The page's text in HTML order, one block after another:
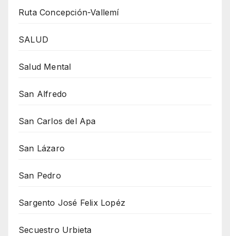
Ruta Concepción-Vallemí
SALUD
Salud Mental
San Alfredo
San Carlos del Apa
San Lázaro
San Pedro
Sargento José Felix Lopéz
Secuestro Urbieta